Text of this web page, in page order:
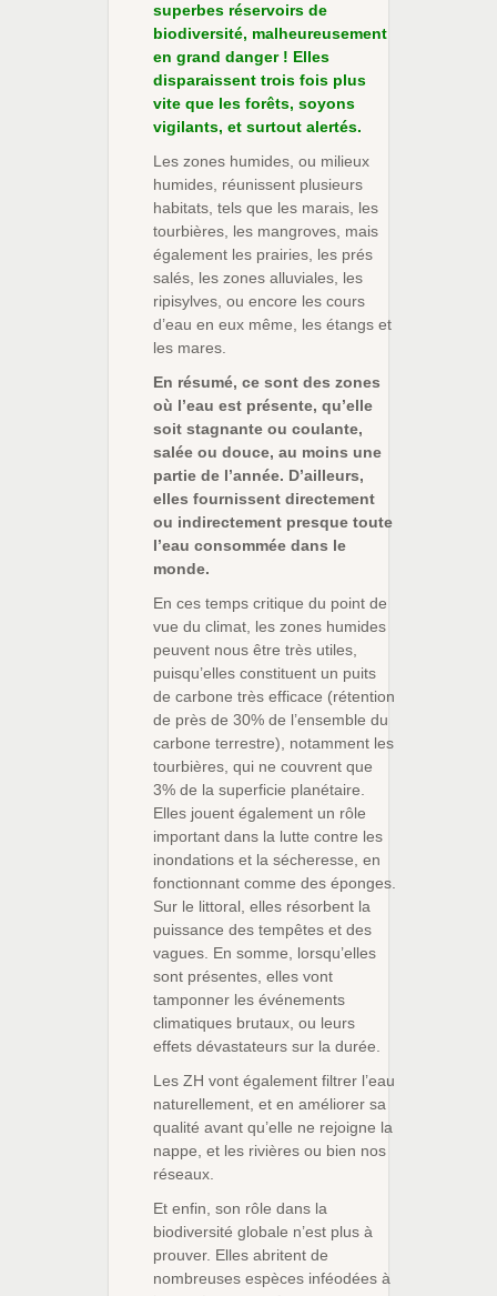
superbes réservoirs de
biodiversité, malheureusement
en grand danger ! Elles
disparaissent trois fois plus
vite que les forêts, soyons
vigilants, et surtout alertés.
Les zones humides, ou milieux
humides, réunissent plusieurs
habitats, tels que les marais, les
tourbières, les mangroves, mais
également les prairies, les prés
salés, les zones alluviales, les
ripisylves, ou encore les cours
d’eau en eux même, les étangs et
les mares.
En résumé, ce sont des zones
où l’eau est présente, qu’elle
soit stagnante ou coulante,
salée ou douce, au moins une
partie de l’année. D’ailleurs,
elles fournissent directement
ou indirectement presque toute
l’eau consommée dans le
monde.
En ces temps critique du point de
vue du climat, les zones humides
peuvent nous être très utiles,
puisqu’elles constituent un puits
de carbone très efficace (rétention
de près de 30% de l’ensemble du
carbone terrestre), notamment les
tourbières, qui ne couvrent que
3% de la superficie planétaire.
Elles jouent également un rôle
important dans la lutte contre les
inondations et la sécheresse, en
fonctionnant comme des éponges.
Sur le littoral, elles résorbent la
puissance des tempêtes et des
vagues. En somme, lorsqu’elles
sont présentes, elles vont
tamponner les événements
climatiques brutaux, ou leurs
effets dévastateurs sur la durée.
Les ZH vont également filtrer l’eau
naturellement, et en améliorer sa
qualité avant qu’elle ne rejoigne la
nappe, et les rivières ou bien nos
réseaux.
Et enfin, son rôle dans la
biodiversité globale n’est plus à
prouver. Elles abritent de
nombreuses espèces inféodées à